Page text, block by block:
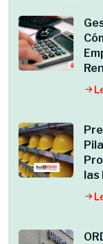
las